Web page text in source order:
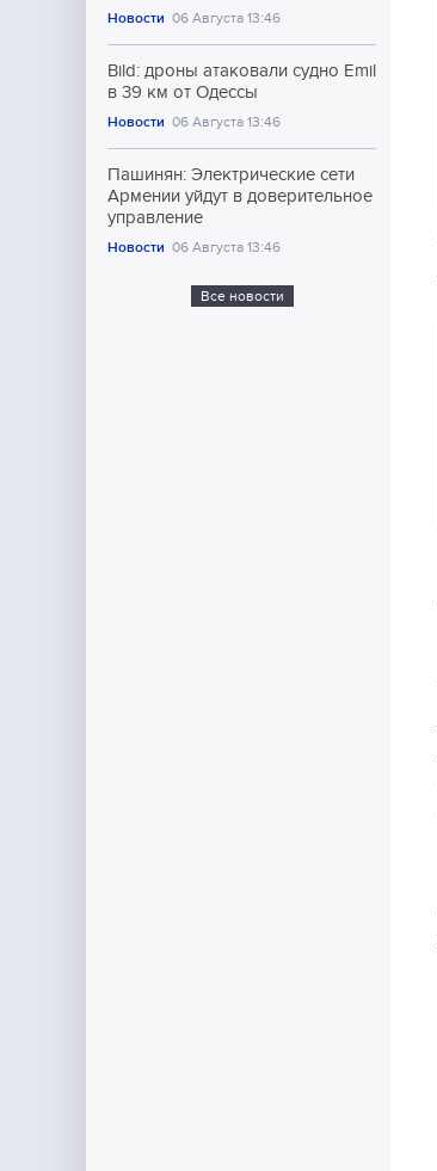
Новости 06 Августа 13:46
Bild: дроны атаковали судно Emil
в 39 км от Одессы
Новости 06 Августа 13:46
Пашинян: Электрические сети
Армении уйдут в доверительное
управление
Новости 06 Августа 13:46
Все новости